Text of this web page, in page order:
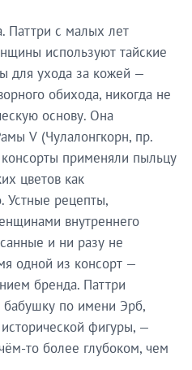
Паттри с малых лет
используют тайские
для ухода за кожей —
обихода, никогда не
основу. Она
V (Чулалонгкорн, пр.
применяли пыльцу
цветов как
Устные рецепты,
внутреннего
и ни разу не
одной из консорт —
бренда. Паттри
по имени Эрб,
фигуры, —
то более глубоком, чем